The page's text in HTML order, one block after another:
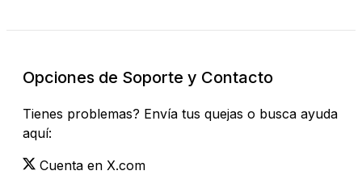
Opciones de Soporte y Contacto
Tienes problemas? Envía tus quejas o busca ayuda
aquí:
Cuenta en X.com